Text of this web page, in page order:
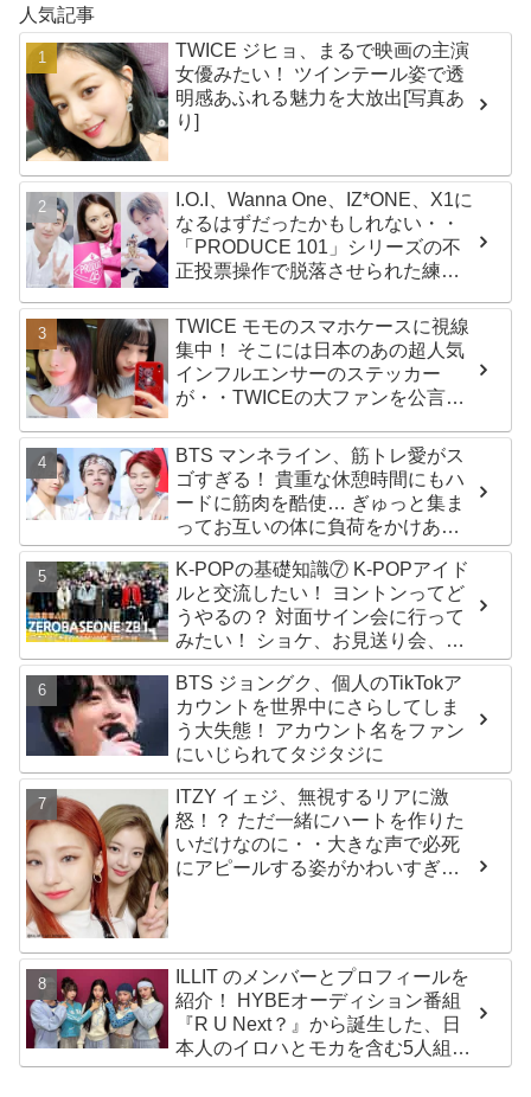
人気記事
TWICE ジヒョ、まるで映画の主演
女優みたい！ ツインテール姿で透
明感あふれる魅力を大放出[写真あ
り]
I.O.I、Wanna One、IZ*ONE、X1に
なるはずだったかもしれない・・
「PRODUCE 101」シリーズの不
正投票操作で脱落させられた練習
TWICE モモのスマホケースに視線
集中！ そこには日本のあの超人気
インフルエンサーのステッカー
が・・TWICEの大ファンを公言す
「成功したファン」だと話題沸騰
BTS マンネライン、筋トレ愛がス
ゴすぎる！ 貴重な休憩時間にもハ
ードに筋肉を酷使… ぎゅっと集ま
ってお互いの体に負荷をかけあう
３人のトレーニング風景がかわい
すぎるとファンくぎづけ
K-POPの基礎知識⑦ K-POPアイド
ルと交流したい！ ヨントンってど
うやるの？ 対面サイン会に行って
みたい！ ショケ、お見送り会、握
手会・・・リリースイベントあれ
これを紹介
BTS ジョングク、個人のTikTokア
カウントを世界中にさらしてしま
う大失態！ アカウント名をファン
にいじられてタジタジに
ITZY イェジ、無視するリアに激
怒！？ ただ一緒にハートを作りた
いだけなのに・・大きな声で必死
にアピールする姿がかわいすぎる
ILLIT のメンバーとプロフィールを
紹介！ HYBEオーディション番組
『R U Next？』から誕生した、日
本人のイロハとモカを含む5人組ガ
ールズグループ！ デビュー曲